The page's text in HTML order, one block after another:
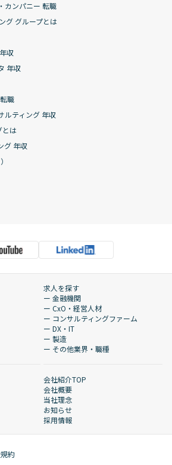
カンパニー 転職
グ グループとは
収
年収
職
ルティング 年収
とは
グ 年収
求人を探す
ー 金融機関
ー CxO・経営人材
ー コンサルティングファーム
ー DX・IT
ー 製造
ー その他業界・職種
会社紹介TOP
会社概要
当社理念
お知らせ
採用情報
約